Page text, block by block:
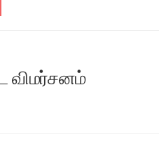
விமர்சனம்